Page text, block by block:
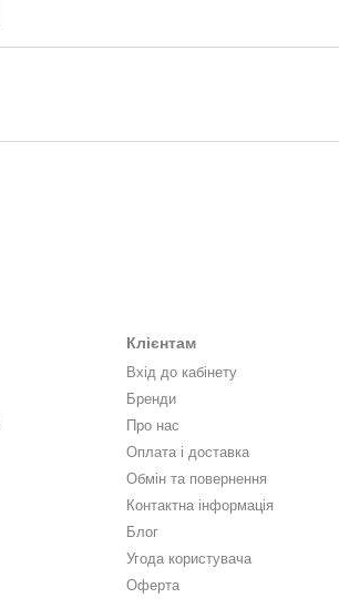
Клієнтам
Вхід до кабінету
Бренди
Про нас
Оплата і доставка
Обмін та повернення
Контактна інформація
Блог
Угода користувача
Оферта